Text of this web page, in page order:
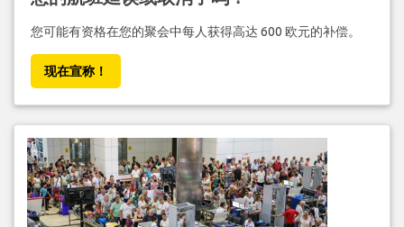
您可能有资格在您的聚会中每人获得高达 600 欧元的补偿。
现在宣称！